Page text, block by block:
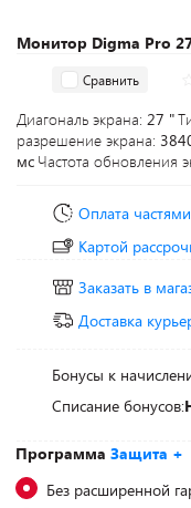
Монитор Digma Pro
Программа Защита +
Без расширенной
Сравнить
Диагональ экрана: 27 "
разрешение экрана:
мс Частота обновления
Оплата частями
Картой
Заказать в
Доставка
Бонусы к
Списание бонусов: